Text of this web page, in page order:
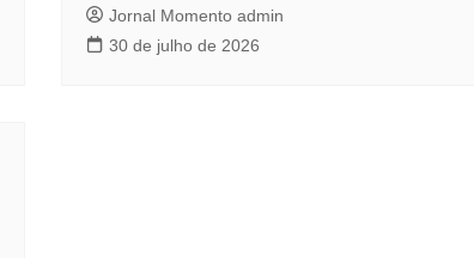
Jornal Momento admin
30 de julho de 2026